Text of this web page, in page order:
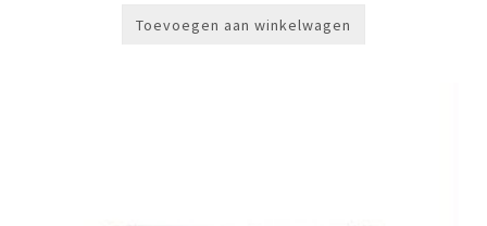
Toevoegen aan winkelwagen